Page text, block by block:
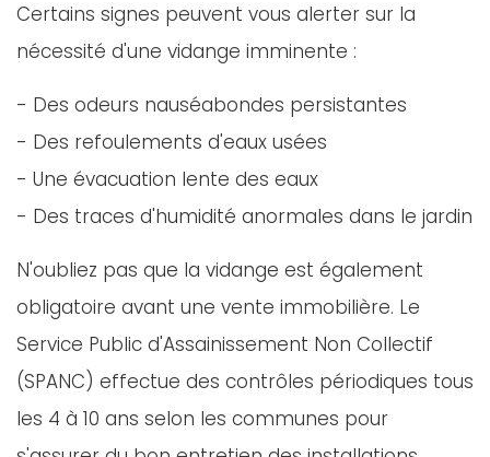
Certains signes peuvent vous alerter sur la
nécessité d'une vidange imminente :
- Des odeurs nauséabondes persistantes
- Des refoulements d'eaux usées
- Une évacuation lente des eaux
- Des traces d'humidité anormales dans le jardin
N'oubliez pas que la vidange est également
obligatoire avant une vente immobilière. Le
Service Public d'Assainissement Non Collectif
(SPANC) effectue des contrôles périodiques tous
les 4 à 10 ans selon les communes pour